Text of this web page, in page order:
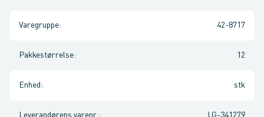
Varegruppe: 42-8717
Pakkestørrelse: 12
Enhed : stk
Leverandørens varenr. : LG-341279